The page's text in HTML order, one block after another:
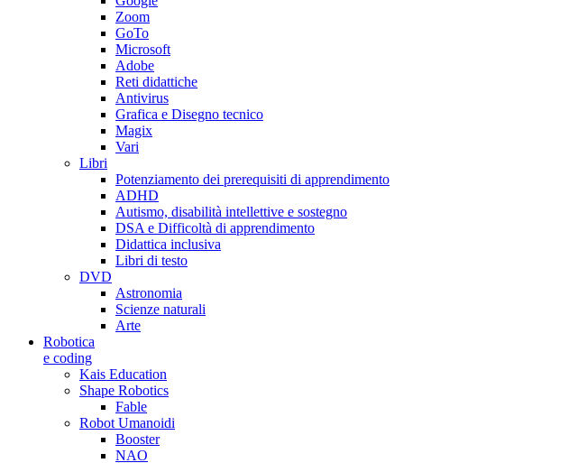
Zoom
GoTo
Microsoft
Adobe
Reti didattiche
Antivirus
Grafica e Disegno tecnico
Magix
Vari
Libri
Potenziamento dei prerequisiti di apprendimento
ADHD
Autismo, disabilità intellettive e sostegno
DSA e Difficoltà di apprendimento
Didattica inclusiva
Libri di testo
DVD
Astronomia
Scienze naturali
Arte
Robotica
e coding
Kais Education
Shape Robotics
Fable
Robot Umanoidi
Booster
NAO